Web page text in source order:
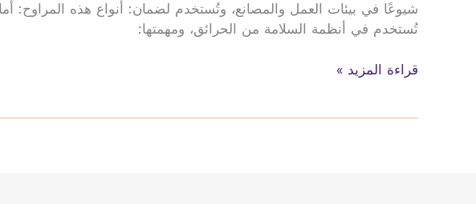
تُستخدم في أنظمة السلامة من الحرائق، ومهمتها:
مروحة
قراءة المزيد »